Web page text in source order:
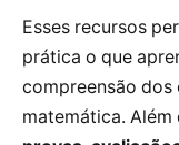
Esses recursos
prática o que
compreensão dos
matemática. Além